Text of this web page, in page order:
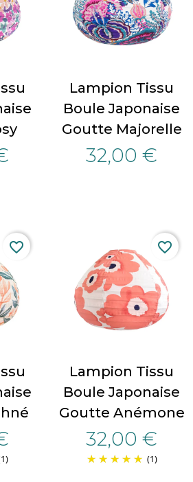
Lampion Tissu
Boule Japonaise
Goutte Majorelle
32,00 €
favorite_border
Lampion Tissu
Boule Japonaise
Goutte Anémone
32,00 €
(1)
favorite_border